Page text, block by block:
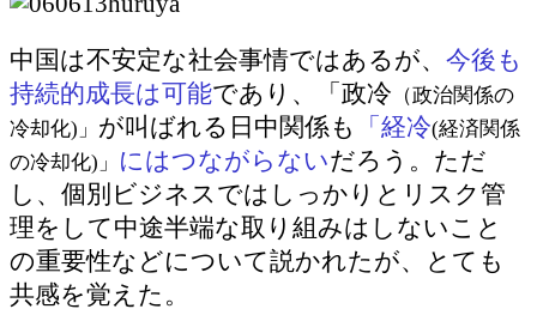
中国は不安定な社会事情ではあるが、 今後も
持続的成長は可能であり、「政冷 （政治関係の
冷却化)」 が叫ばれる日中関係も 「経冷(経済関係
の冷却化)」
にはつながらないだろう 。ただ
し、個別ビジネスではしっかりとリスク管
理をして中途半端な取り組みはしないこと
の重要性などについて説かれたが、とても
共感を覚えた。